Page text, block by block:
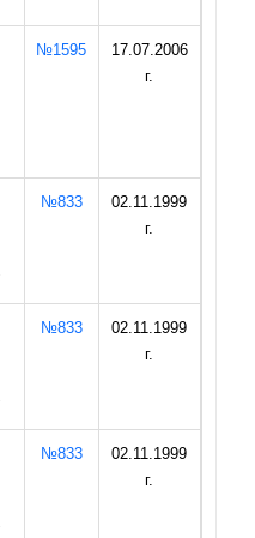
№1595
17.07.2006
г.
№833
02.11.1999
г.
№833
02.11.1999
г.
№833
02.11.1999
г.